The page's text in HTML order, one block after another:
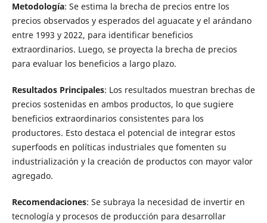
Metodología: Se estima la brecha de precios entre los
precios observados y esperados del aguacate y el arándano
entre 1993 y 2022, para identificar beneficios
extraordinarios. Luego, se proyecta la brecha de precios
para evaluar los beneficios a largo plazo.
Resultados Principales: Los resultados muestran brechas de
precios sostenidas en ambos productos, lo que sugiere
beneficios extraordinarios consistentes para los
productores. Esto destaca el potencial de integrar estos
superfoods en políticas industriales que fomenten su
industrialización y la creación de productos con mayor valor
agregado.
Recomendaciones: Se subraya la necesidad de invertir en
tecnología y procesos de producción para desarrollar